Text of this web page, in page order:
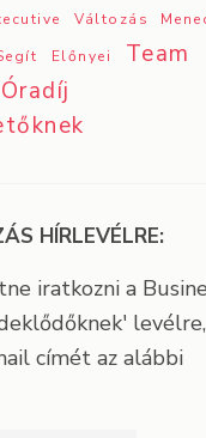
Változás
Előnyei
Team
Óradíj
HÍRLEVÉLRE:
iratkozni a
címét az alábbi